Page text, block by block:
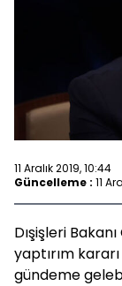
11 Aralık 2019, 10:44
Güncelleme : 11
Dışişleri
yaptırım
gündeme